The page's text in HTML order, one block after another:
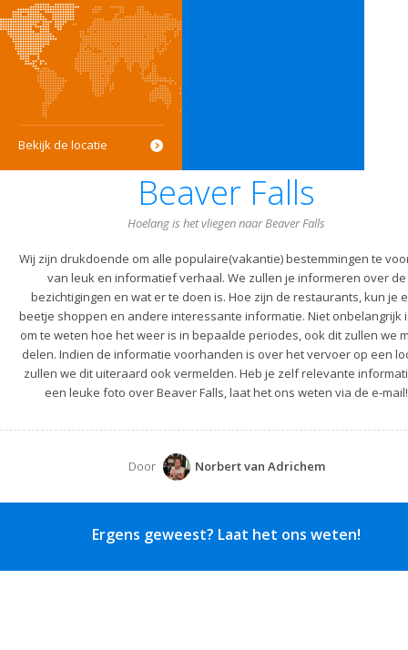
Bekijk de locatie
Beaver Falls
Hoelang is het vliegen naar Beaver Falls
Wij zijn drukdoende om alle populaire(vakantie) bestemmingen te
van leuk en informatief verhaal. We zullen je informeren over de
bezichtigingen en wat er te doen is. Hoe zijn de restaurants, kun je
beetje shoppen en andere interessante informatie. Niet onbelangrijk
om te weten hoe het weer is in bepaalde periodes, ook dit zullen we
delen. Indien de informatie voorhanden is over het vervoer op een
zullen we dit uiteraard ook vermelden. Heb je zelf relevante
een leuke foto over Beaver Falls, laat het ons weten via de e-mail!
Door Norbert van Adrichem
Ergens geweest? Laat het ons weten!